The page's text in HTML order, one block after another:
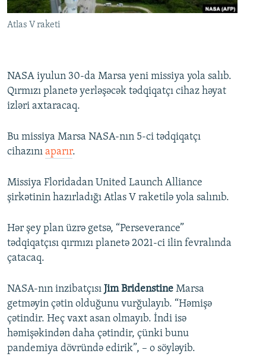
XƏBƏR BÜLLETENLƏRIMIZ
Atlas V raketi
NASA iyulun 30-da Marsa yeni missiya yola salıb.
Qırmızı planetə yerləşəcək tədqiqatçı cihaz həyat
izləri axtaracaq.
Bu missiya Marsa NASA-nın 5-ci tədqiqatçı
cihazını aparır.
Missiya Floridadan United Launch Alliance
şirkətinin hazırladığı Atlas V raketilə yola salınıb.
Hər şey plan üzrə getsə, “Perseverance”
tədqiqatçısı qırmızı planetə 2021-ci ilin fevralında
çatacaq.
NASA-nın inzibatçısı Jim Bridenstine Marsa
getməyin çətin olduğunu vurğulayıb. “Həmişə
çətindir. Heç vaxt asan olmayıb. İndi isə
həmişəkindən daha çətindir, çünki bunu
pandemiya dövründə edirik”, – o söyləyib.